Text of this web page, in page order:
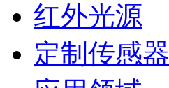
红外光源
定制传感器